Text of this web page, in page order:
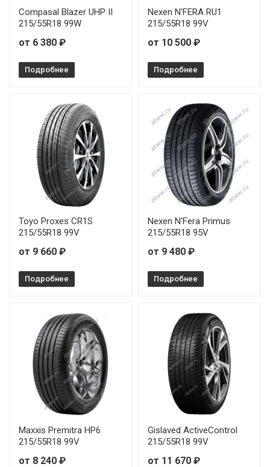
Sonix XSPORT S8 275/30R20 97Y
Sonix XSPORT S8 275/30R21 98Y
Compasal Blazer UHP II
215/55R18 99W
от 6 380 ₽
Подробнее
Nexen N'FERA RU1
215/55R18 99V
от 10 500 ₽
Подробнее
Toyo Proxes CR1S
215/55R18 99V
от 9 660 ₽
Подробнее
Nexen N'Fera Primus
215/55R18 95V
от 9 480 ₽
Подробнее
Maxxis Premitra HP6
215/55R18 99V
от 8 240 ₽
Gislaved ActiveControl
215/55R18 99V
от 11 670 ₽